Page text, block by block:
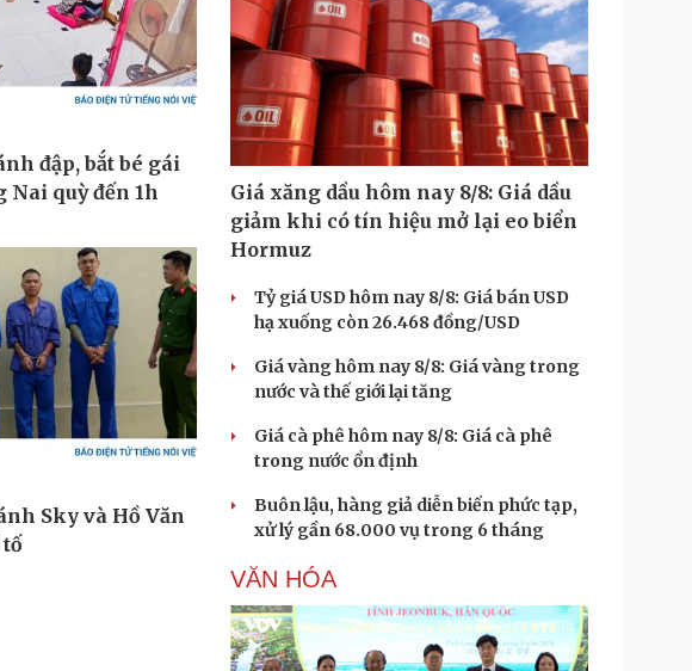
Giá xăng dầu hôm nay 8/8: Giá dầu
giảm khi có tín hiệu mở lại eo biển
Hormuz
Tỷ giá USD hôm nay 8/8: Giá bán USD
hạ xuống còn 26.468 đồng/USD
Giá vàng hôm nay 8/8: Giá vàng trong
nước và thế giới lại tăng
Giá cà phê hôm nay 8/8: Giá cà phê
trong nước ổn định
Buôn lậu, hàng giả diễn biến phức tạp,
xử lý gần 68.000 vụ trong 6 tháng
VĂN HÓA